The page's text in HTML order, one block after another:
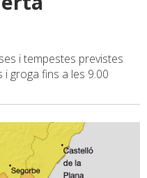
i tempestes previstes
groga fins a les 9.00